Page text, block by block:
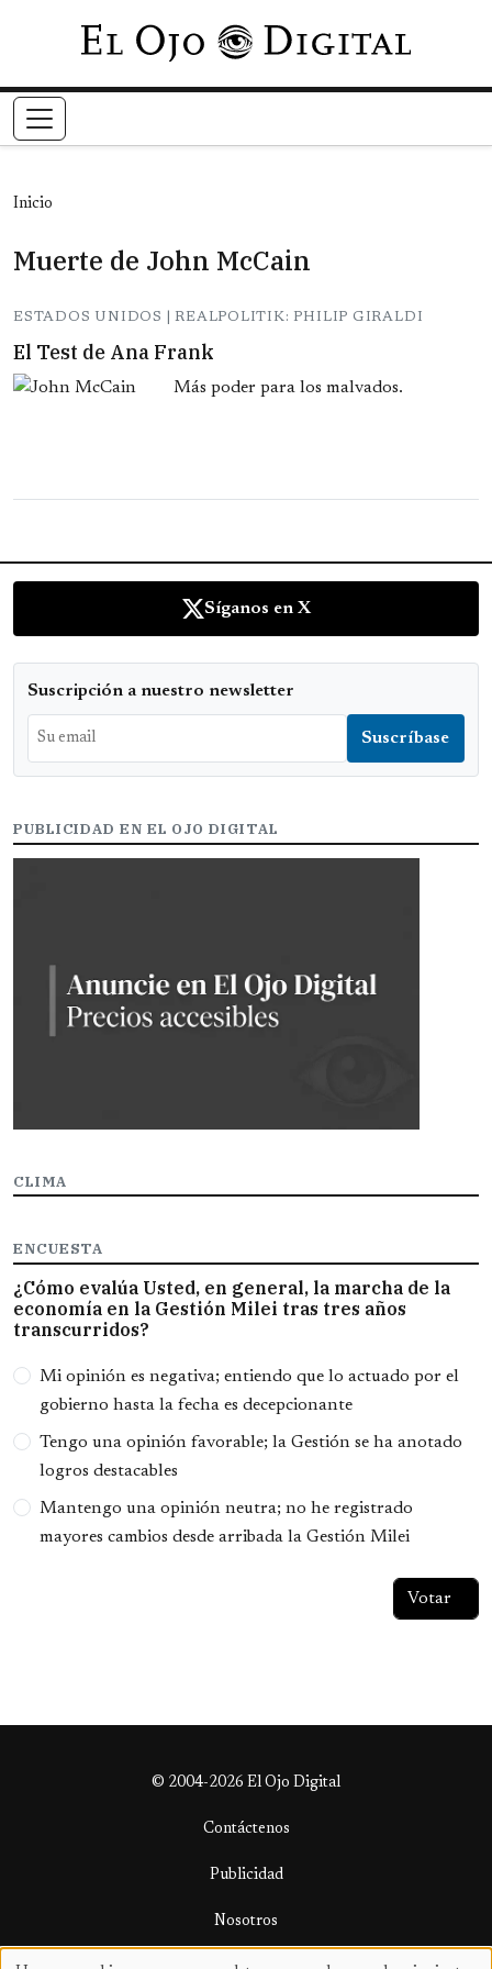
Pasar al contenido principal
Inicio
Muerte de John McCain
ESTADOS UNIDOS | REALPOLITIK: PHILIP GIRALDI
El Test de Ana Frank
Más poder para los malvados.
Síganos en X
Suscripción a nuestro newsletter
PUBLICIDAD EN EL OJO DIGITAL
CLIMA
ENCUESTA
¿Cómo evalúa Usted, en general, la marcha de la
economía en la Gestión Milei tras tres años
transcurridos?
Opciones
Mi opinión es negativa; entiendo que lo actuado por el
gobierno hasta la fecha es decepcionante
Tengo una opinión favorable; la Gestión se ha anotado
logros destacables
Mantengo una opinión neutra; no he registrado
mayores cambios desde arribada la Gestión Milei
© 2004-2026 El Ojo Digital
Contáctenos
Publicidad
Nosotros